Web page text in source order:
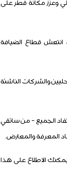
وعزز مكانة قطر على
الكبرى؛ حيث انتعش قطاع الضيافة
والشركات الناشئة
الجميع - من سائقي
المعرفة والمعارض.
يمكنك الاطلاع على هذا